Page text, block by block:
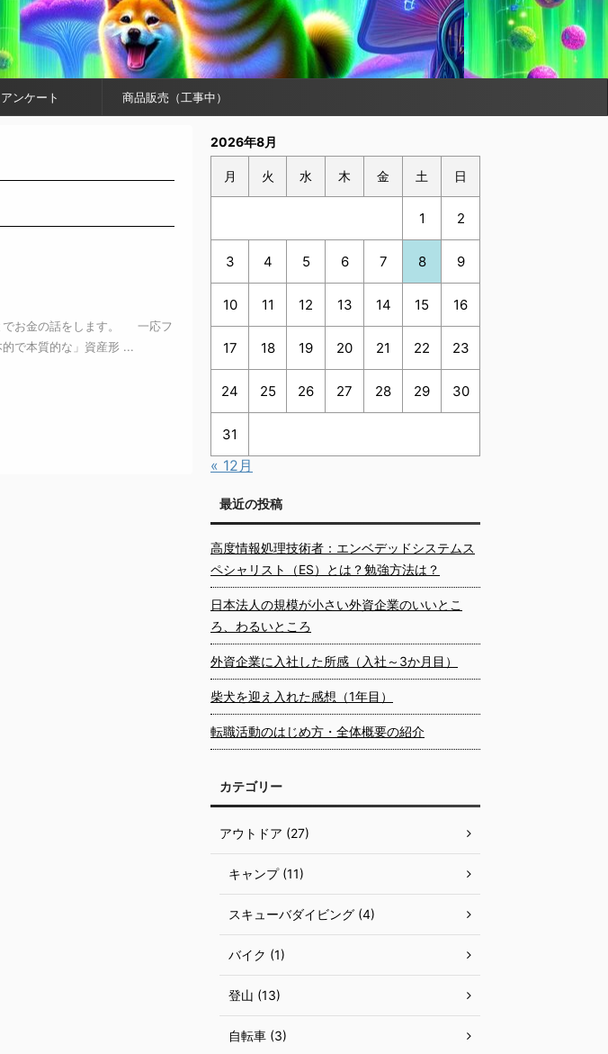
アンケート 商品販売（工事中）
でお金の話をします。 一応フ
で本質的な」資産形 ...
2026年8月
月 火 水 木 金 土 日
1 2
3 4 5 6 7 8 9
10 11 12 13 14 15 16
17 18 19 20 21 22 23
24 25 26 27 28 29 30
31
« 12月
最近の投稿
高度情報処理技術者：エンベデッドシステムス
ペシャリスト（ES）とは？勉強方法は？
日本法人の規模が小さい外資企業のいいとこ
ろ、わるいところ
外資企業に入社した所感（入社～3か月目）
柴犬を迎え入れた感想（1年目）
転職活動のはじめ方・全体概要の紹介
カテゴリー
アウトドア (27)
キャンプ (11)
スキューバダイビング (4)
バイク (1)
登山 (13)
自転車 (3)